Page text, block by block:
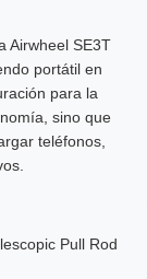
Airwheel SE3T
portátil en
para la
sino que
teléfonos,